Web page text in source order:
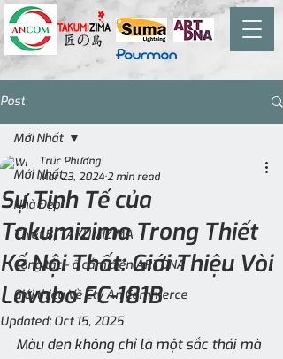
Post
Mới Nhất
Nhà Đẹp
Thiết Bị TAKUMIZIMA
Công tắc - ổ cắm điện ARTDNA
Giới thiệu Về Cty An Commerce
Mới Nhất
Sự Tinh Tế của
Takumizima Trong Thiết
Kế Nội Thất: Giới Thiệu Vòi
Lavabo FC-181B
Trúc Phương
Mar 23, 20242 min read
Updated:Oct 15, 2025
Màu đen không chỉ là một sắc thái mà